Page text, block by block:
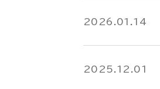
2026.01.14
2025.12.01